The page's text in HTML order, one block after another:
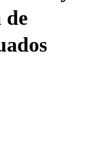
de